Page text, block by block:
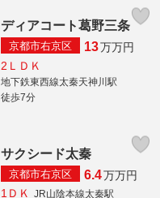
ディアコート葛野三条
京都市右京区 13万万円
2ＬＤＫ
地下鉄東西線太秦天神川駅
徒歩7分
サクシード太秦
京都市右京区 6.4万万円
1ＤＫ JR山陰本線太秦駅